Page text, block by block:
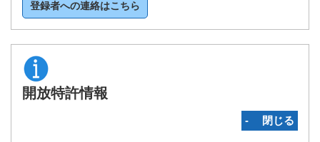
登録者への連絡はこちら
開放特許情報
‐ 閉じる